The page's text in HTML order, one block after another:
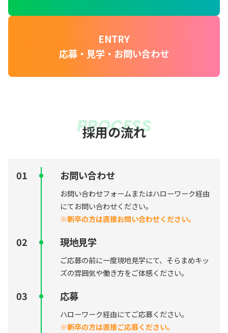
ENTRY
応募・見学・お問い合わせ
採用の流れ
PROCESS
お問い合わせ
お問い合わせフォームまたはハローワーク経由
にてお問い合わせください。
※新卒の方は直接お問い合わせください。
現地見学
ご応募の前に一度現地見学にて、そらまめキッ
ズの雰囲気や働き方をご体感ください。
応募
ハローワーク経由にてご応募ください。
※新卒の方は直接ご応募ください。